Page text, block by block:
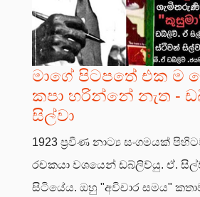
මාගේ පිටපතේ එක ම
කපා හරින්නේ නැත -
සිල්වා
1923 ප්‍රවීණ නාට්‍ය සංගමයක්
රචකයා වශයෙන් ඩබ්ලිව්යු. ඒ.
සිටියේය. ඔහු "අවිචාර සමය"